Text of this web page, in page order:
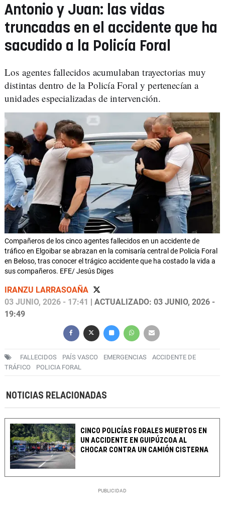
Antonio y Juan: las vidas
truncadas en el accidente que ha
sacudido a la Policía Foral
Los agentes fallecidos acumulaban trayectorias muy
distintas dentro de la Policía Foral y pertenecían a
unidades especializadas de intervención.
Compañeros de los cinco agentes fallecidos en un accidente de
tráfico en Elgoibar se abrazan en la comisaría central de Policía Foral
en Beloso, tras conocer el trágico accidente que ha costado la vida a
sus compañeros. EFE/ Jesús Diges
IRANZU LARRASOAÑA
03 JUNIO, 2026 - 17:41
| ACTUALIZADO: 03 JUNIO, 2026 -
19:49
FALLECIDOS PAÍS VASCO EMERGENCIAS
ACCIDENTE DE
TRÁFICO
POLICIA FORAL
NOTICIAS RELACIONADAS
CINCO POLICÍAS FORALES MUERTOS EN
UN ACCIDENTE EN GUIPÚZCOA AL
CHOCAR CONTRA UN CAMIÓN CISTERNA